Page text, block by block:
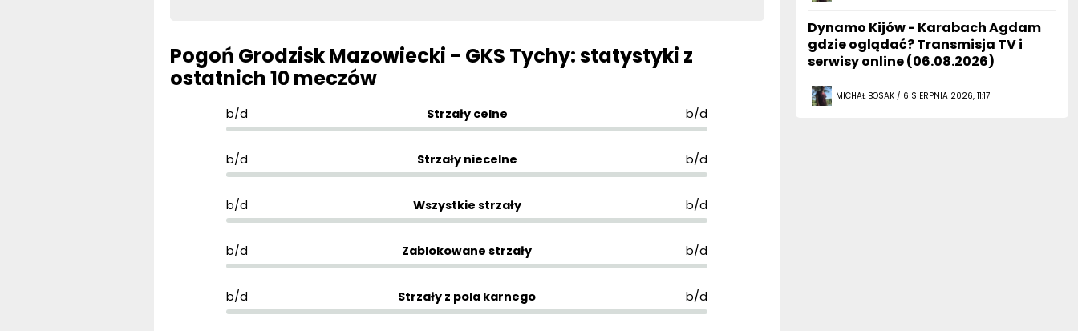
Pogoń Grodzisk Mazowiecki - GKS Tychy: statystyki z
ostatnich 10 meczów
b/d Strzały celne b/d
b/d Strzały niecelne b/d
b/d Wszystkie strzały b/d
b/d Zablokowane strzały b/d
b/d Strzały z pola karnego b/d
Dynamo Kijów - Karabach Agdam
gdzie oglądać? Transmisja TV i
serwisy online (06.08.2026)
MICHAŁ BOSAK / 6 SIERPNIA 2026, 11:17